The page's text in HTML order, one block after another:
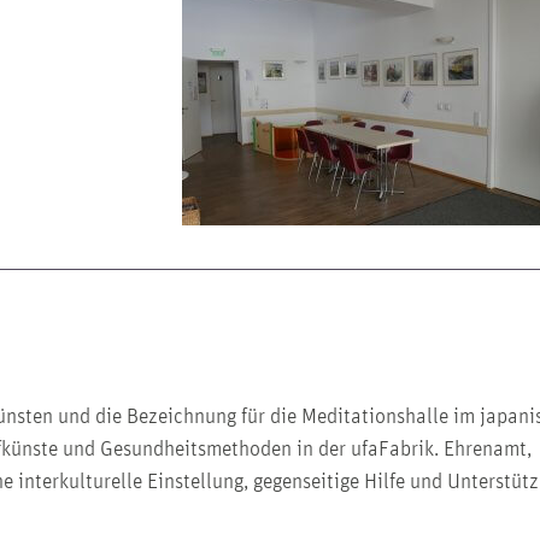
und die Bezeichnung für die Meditationshalle im
und Gesundheitsmethoden in der ufaFabrik. Ehrenamt,
interkulturelle Einstellung, gegenseitige Hilfe und